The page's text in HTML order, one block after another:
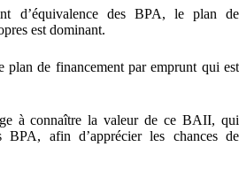
d’équivalence des BPA, le plan de
est dominant.
plan de financement par emprunt qui est
à connaître la valeur de ce BAII, qui
BPA, afin d’apprécier les chances de